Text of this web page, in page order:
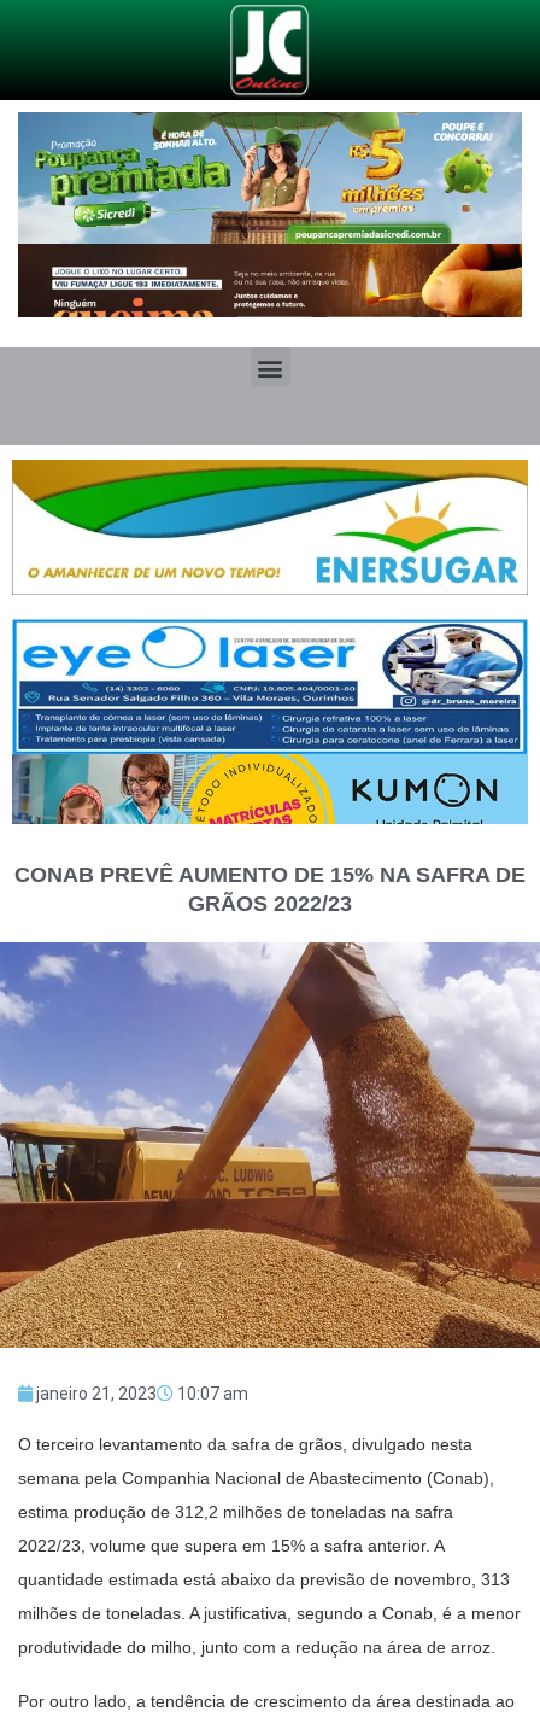
CONAB PREVÊ AUMENTO DE 15% NA SAFRA DE
GRÃOS 2022/23
janeiro 21, 2023 10:07 am
O terceiro levantamento da safra de grãos, divulgado nesta
semana pela Companhia Nacional de Abastecimento (Conab),
estima produção de 312,2 milhões de toneladas na safra
2022/23, volume que supera em 15% a safra anterior. A
quantidade estimada está abaixo da previsão de novembro, 313
milhões de toneladas. A justificativa, segundo a Conab, é a menor
produtividade do milho, junto com a redução na área de arroz.
Por outro lado, a tendência de crescimento da área destinada ao